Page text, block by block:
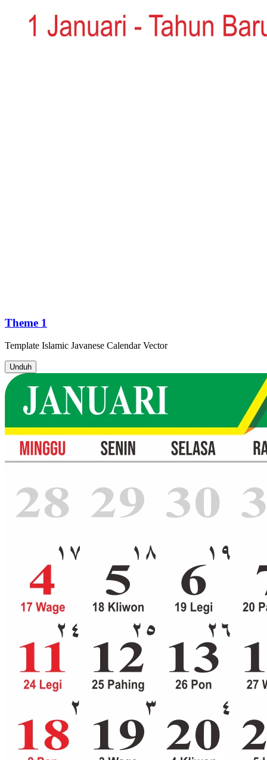
Theme 1
Template Islamic Javanese CalendarVector
Unduh